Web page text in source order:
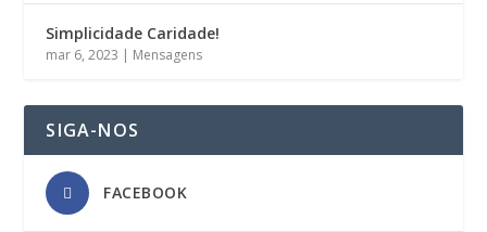
Simplicidade Caridade!
mar 6, 2023 | Mensagens
SIGA-NOS
FACEBOOK